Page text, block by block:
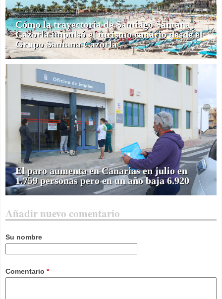
Cómo la trayectoria de Santiago Santana
Cazorla impulsó el turismo canario desde el
Grupo Santana Cazorla
El paro aumenta en Canarias en julio en
1.759 personas pero en un año baja 6.920
Añadir nuevo comentario
Su nombre
Comentario *